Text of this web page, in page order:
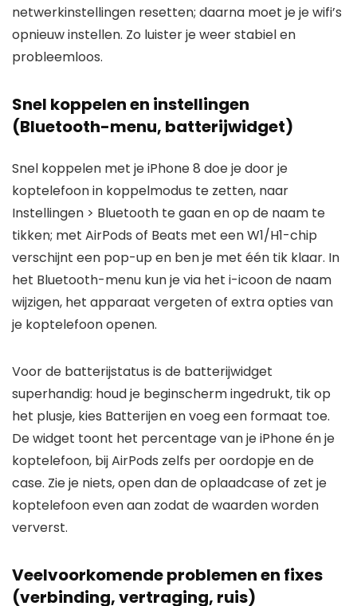
netwerkinstellingen resetten; daarna moet je je wifi’s
opnieuw instellen. Zo luister je weer stabiel en
probleemloos.
Snel koppelen en instellingen
(Bluetooth-menu, batterijwidget)
Snel koppelen met je iPhone 8 doe je door je
koptelefoon in koppelmodus te zetten, naar
Instellingen > Bluetooth te gaan en op de naam te
tikken; met AirPods of Beats met een W1/H1-chip
verschijnt een pop-up en ben je met één tik klaar. In
het Bluetooth-menu kun je via het i-icoon de naam
wijzigen, het apparaat vergeten of extra opties van
je koptelefoon openen.
Voor de batterijstatus is de batterijwidget
superhandig: houd je beginscherm ingedrukt, tik op
het plusje, kies Batterijen en voeg een formaat toe.
De widget toont het percentage van je iPhone én je
koptelefoon, bij AirPods zelfs per oordopje en de
case. Zie je niets, open dan de oplaadcase of zet je
koptelefoon even aan zodat de waarden worden
ververst.
Veelvoorkomende problemen en fixes
(verbinding, vertraging, ruis)